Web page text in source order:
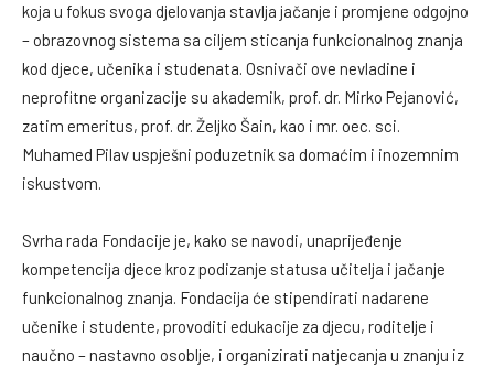
koja u fokus svoga djelovanja stavlja jačanje i promjene odgojno
– obrazovnog sistema sa ciljem sticanja funkcionalnog znanja
kod djece, učenika i studenata. Osnivači ove nevladine i
neprofitne organizacije su akademik, prof. dr. Mirko Pejanović,
zatim emeritus, prof. dr. Željko Šain, kao i mr. oec. sci.
Muhamed Pilav uspješni poduzetnik sa domaćim i inozemnim
iskustvom.
Svrha rada Fondacije je, kako se navodi, unaprijeđenje
kompetencija djece kroz podizanje statusa učitelja i jačanje
funkcionalnog znanja. Fondacija će stipendirati nadarene
učenike i studente, provoditi edukacije za djecu, roditelje i
naučno – nastavno osoblje, i organizirati natjecanja u znanju iz